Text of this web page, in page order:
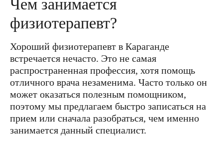
Чем занимается
физиотерапевт?
Хороший физиотерапевт в Караганде
встречается нечасто. Это не самая
распространенная профессия, хотя помощь
отличного врача незаменима. Часто только он
может оказаться полезным помощником,
поэтому мы предлагаем быстро записаться на
прием или сначала разобраться, чем именно
занимается данный специалист.